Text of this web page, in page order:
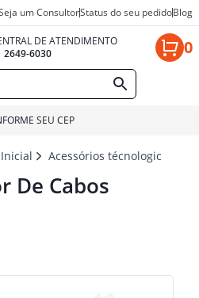
um ConsultorStatus do seu pedidoBlog
DE ATENDIMENTO
2649-6030
0
SEU CEP
Acessórios técnologicos
De Cabos